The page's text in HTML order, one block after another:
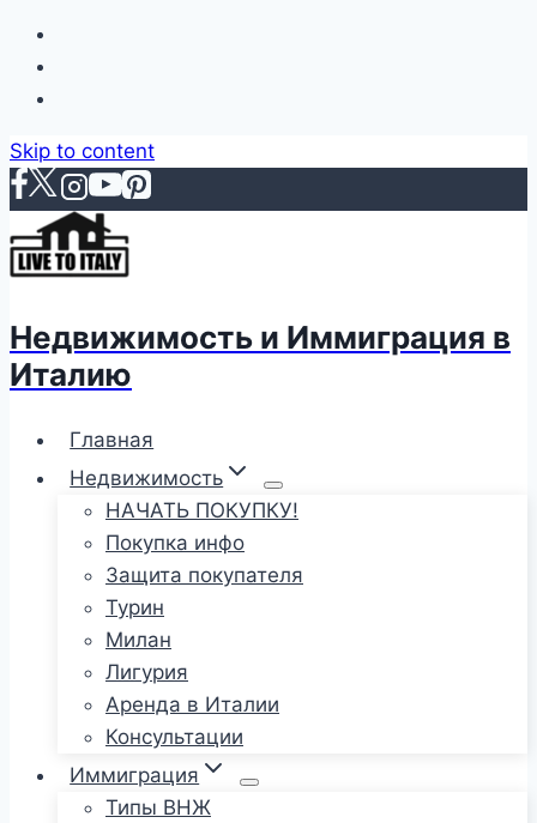
Skip to content
Недвижимость и Иммиграция в
Италию
Главная
Недвижимость
НАЧАТЬ ПОКУПКУ!
Покупка инфо
Защита покупателя
Турин
Милан
Лигурия
Аренда в Италии
Консультации
Иммиграция
Типы ВНЖ